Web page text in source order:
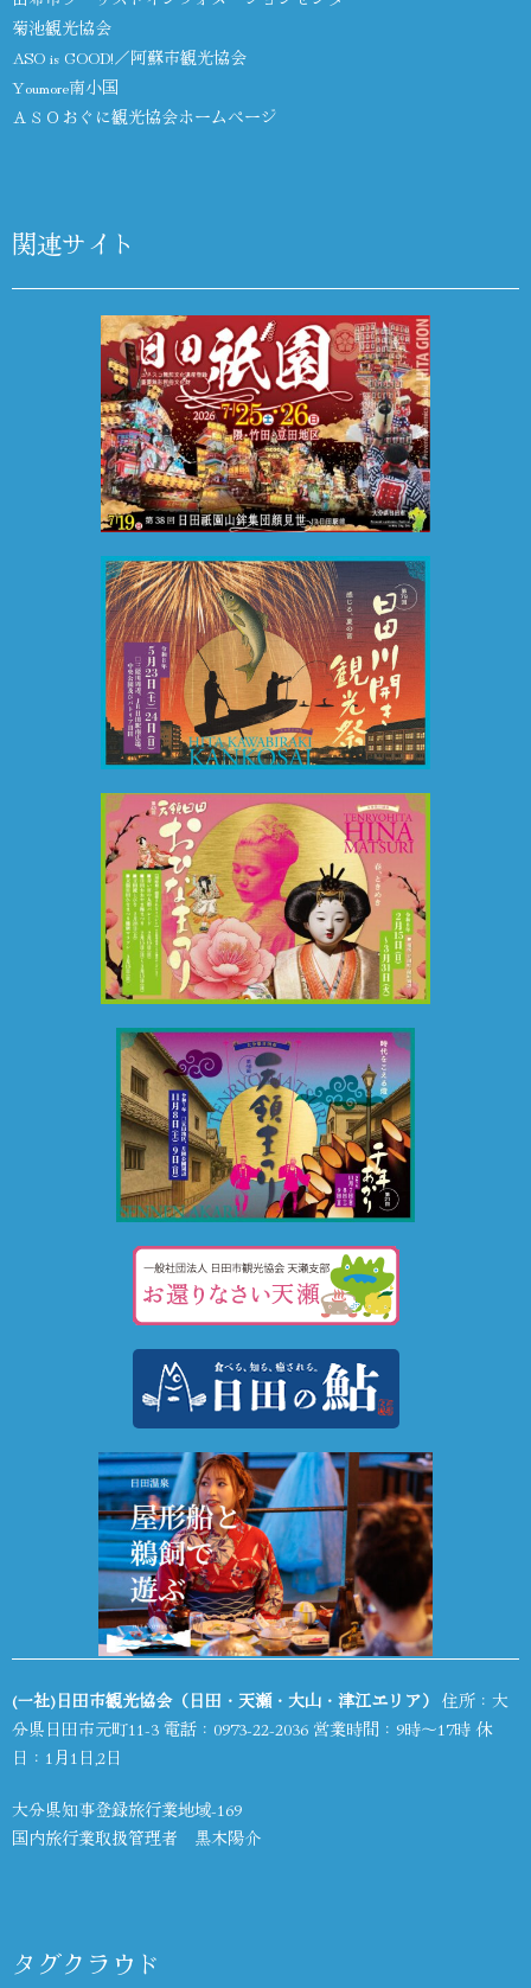
菊池観光協会
ASO is GOOD!／阿蘇市観光協会
Youmore南小国
ＡＳＯおぐに観光協会ホームページ
関連サイト
(一社)日田市観光協会（日田・天瀬・大山・津江エリア） 住所：大
分県日田市元町11-3 電話： 0973-22-2036 営業時間：9時～17時 休
日：1月1日,2日
大分県知事登録旅行業地域-169
国内旅行業取扱管理者 黒木陽介
タグクラウド